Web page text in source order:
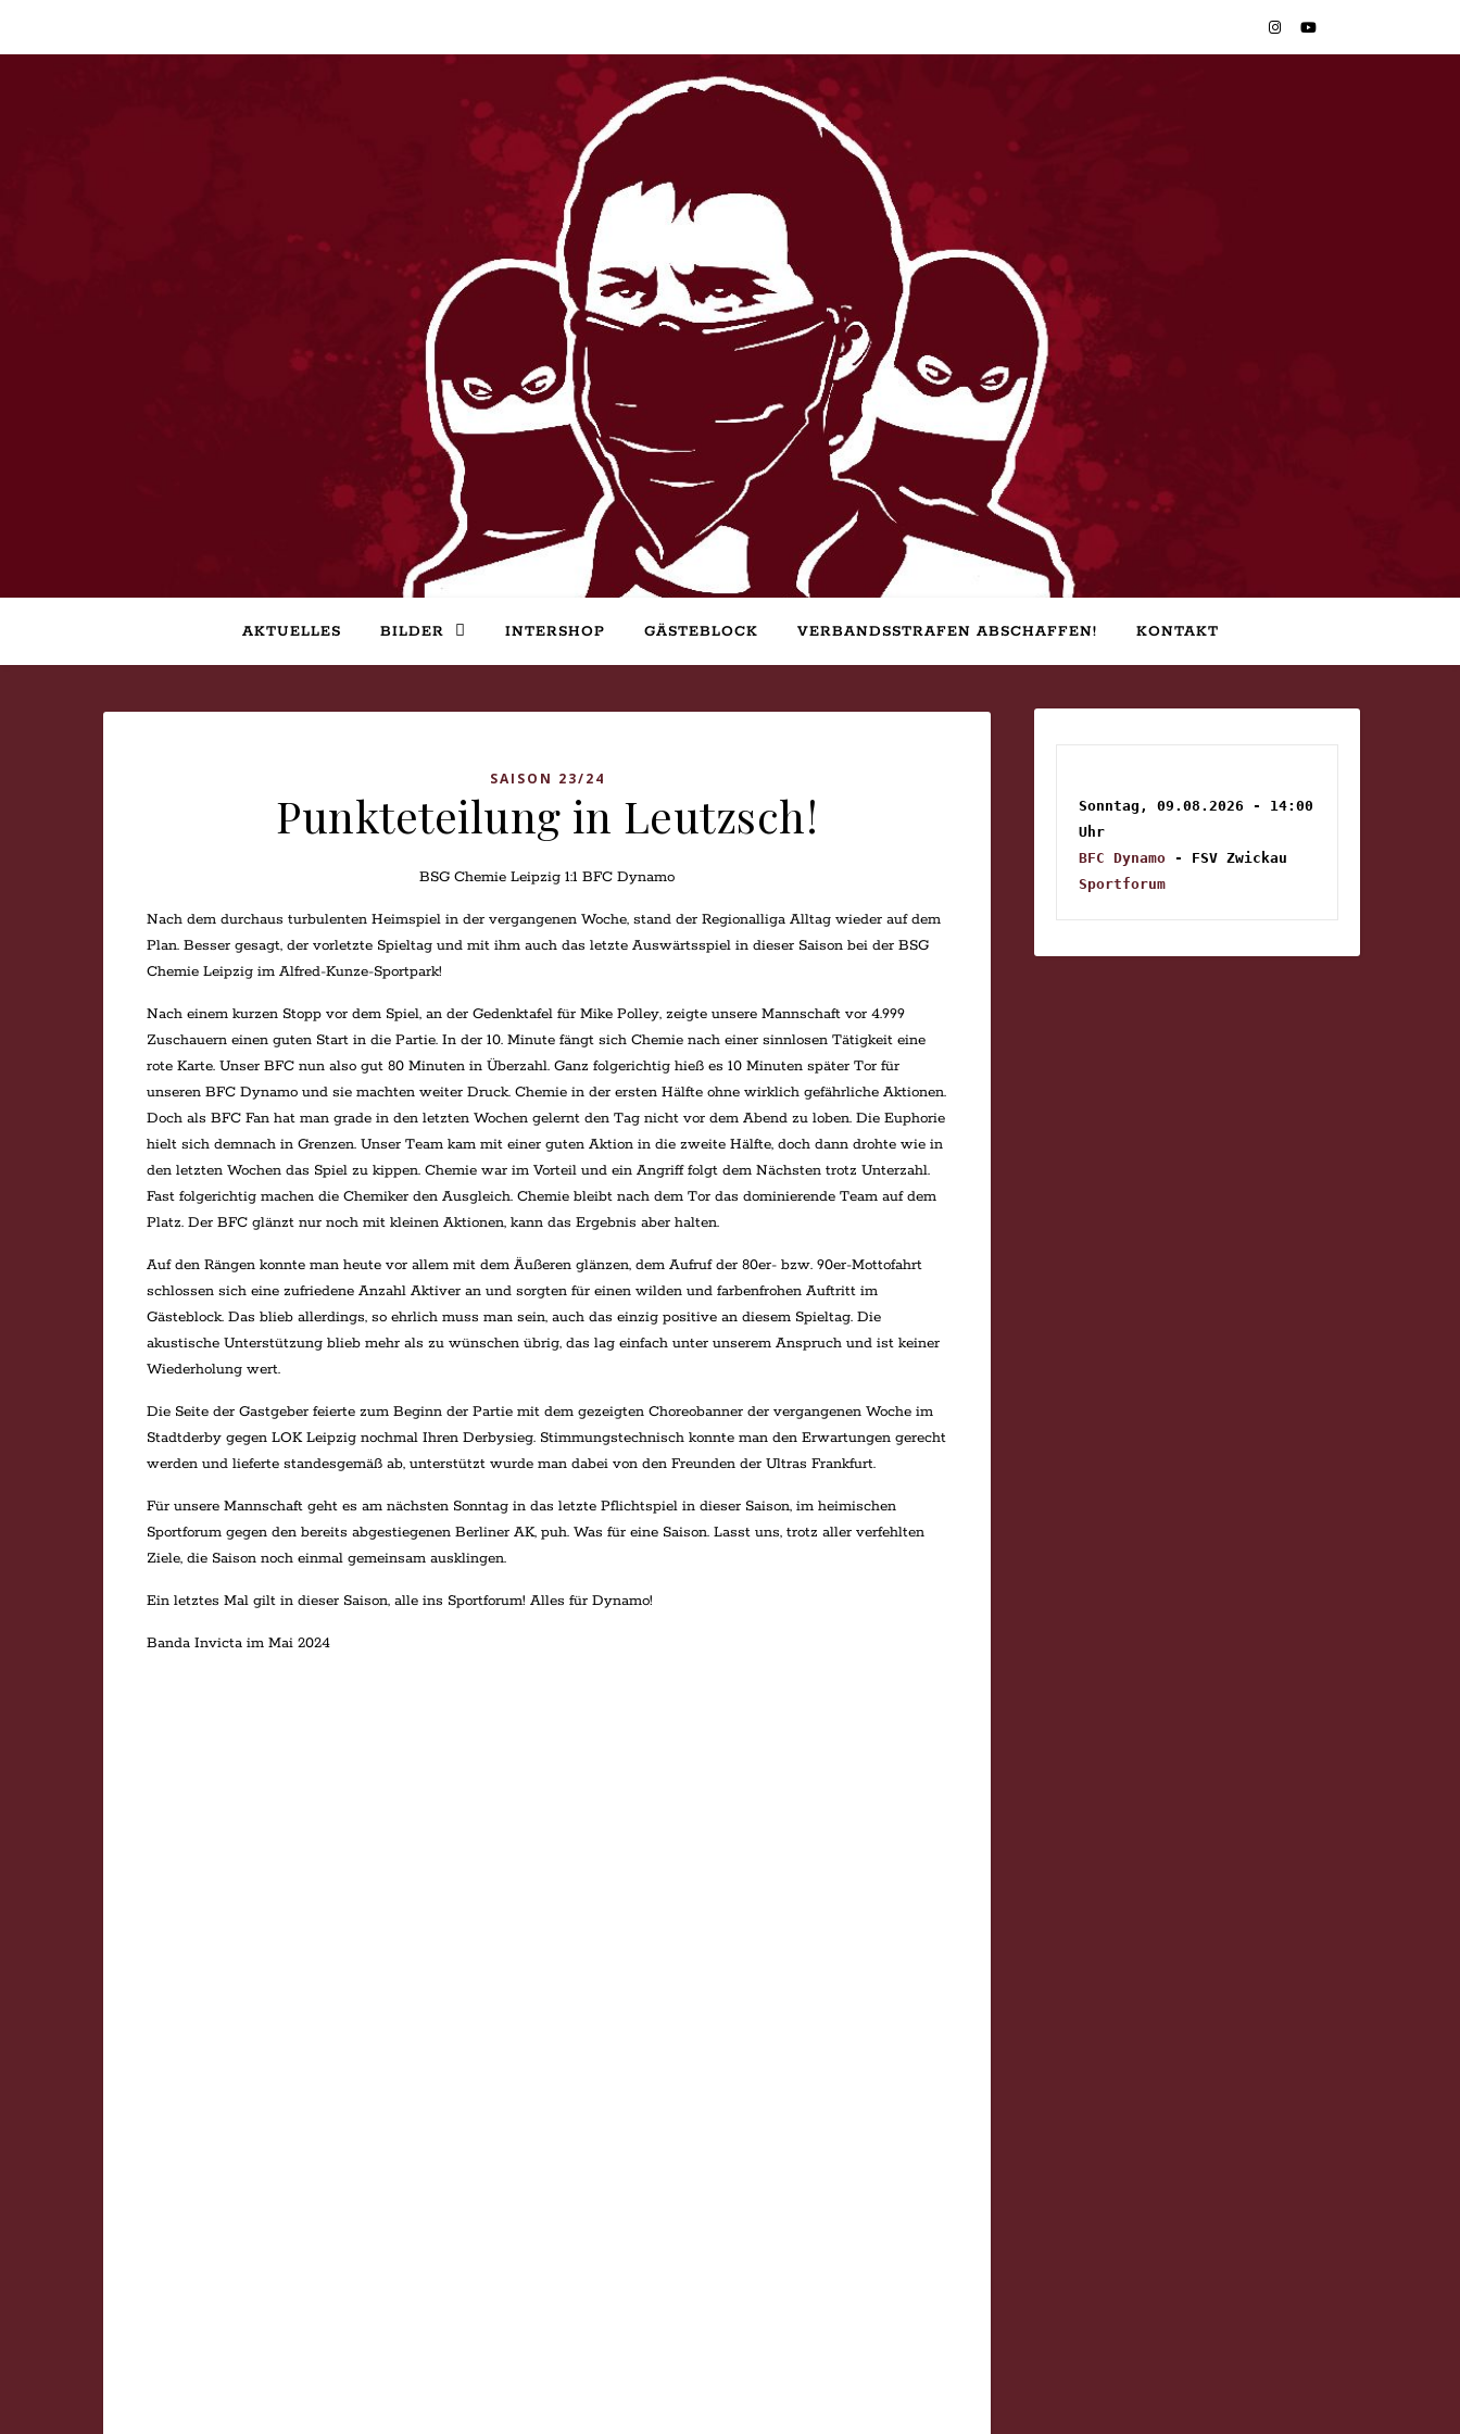
AKTUELLES BILDER INTERSHOP GÄSTEBLOCK VERBANDSSTRAFEN ABSCHAFFEN! KONTAKT
SAISON 23/24
Punkteteilung in Leutzsch!
BSG Chemie Leipzig 1:1 BFC Dynamo
Nach dem durchaus turbulenten Heimspiel in der vergangenen Woche, stand der Regionalliga Alltag wieder auf dem
Plan. Besser gesagt, der vorletzte Spieltag und mit ihm auch das letzte Auswärtsspiel in dieser Saison bei der BSG
Chemie Leipzig im Alfred-Kunze-Sportpark!
Nach einem kurzen Stopp vor dem Spiel, an der Gedenktafel für Mike Polley, zeigte unsere Mannschaft vor 4.999
Zuschauern einen guten Start in die Partie. In der 10. Minute fängt sich Chemie nach einer sinnlosen Tätigkeit eine
rote Karte. Unser BFC nun also gut 80 Minuten in Überzahl. Ganz folgerichtig hieß es 10 Minuten später Tor für
unseren BFC Dynamo und sie machten weiter Druck. Chemie in der ersten Hälfte ohne wirklich gefährliche Aktionen.
Doch als BFC Fan hat man grade in den letzten Wochen gelernt den Tag nicht vor dem Abend zu loben. Die Euphorie
hielt sich demnach in Grenzen. Unser Team kam mit einer guten Aktion in die zweite Hälfte, doch dann drohte wie in
den letzten Wochen das Spiel zu kippen. Chemie war im Vorteil und ein Angriff folgt dem Nächsten trotz Unterzahl.
Fast folgerichtig machen die Chemiker den Ausgleich. Chemie bleibt nach dem Tor das dominierende Team auf dem
Platz. Der BFC glänzt nur noch mit kleinen Aktionen, kann das Ergebnis aber halten.
Auf den Rängen konnte man heute vor allem mit dem Äußeren glänzen, dem Aufruf der 80er- bzw. 90er-Mottofahrt
schlossen sich eine zufriedene Anzahl Aktiver an und sorgten für einen wilden und farbenfrohen Auftritt im
Gästeblock. Das blieb allerdings, so ehrlich muss man sein, auch das einzig positive an diesem Spieltag. Die
akustische Unterstützung blieb mehr als zu wünschen übrig, das lag einfach unter unserem Anspruch und ist keiner
Wiederholung wert.
Die Seite der Gastgeber feierte zum Beginn der Partie mit dem gezeigten Choreobanner der vergangenen Woche im
Stadtderby gegen LOK Leipzig nochmal Ihren Derbysieg. Stimmungstechnisch konnte man den Erwartungen gerecht
werden und lieferte standesgemäß ab, unterstützt wurde man dabei von den Freunden der Ultras Frankfurt.
Für unsere Mannschaft geht es am nächsten Sonntag in das letzte Pflichtspiel in dieser Saison, im heimischen
Sportforum gegen den bereits abgestiegenen Berliner AK, puh. Was für eine Saison. Lasst uns, trotz aller verfehlten
Ziele, die Saison noch einmal gemeinsam ausklingen.
Ein letztes Mal gilt in dieser Saison, alle ins Sportforum! Alles für Dynamo!
Banda Invicta im Mai 2024
Sonntag, 09.08.2026 - 14:00
Uhr
BFC Dynamo - FSV Zwickau
Sportforum